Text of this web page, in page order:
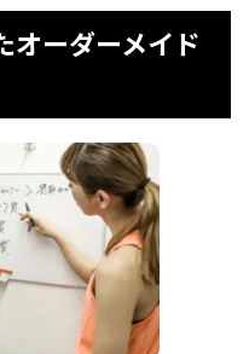
オーダーメイド